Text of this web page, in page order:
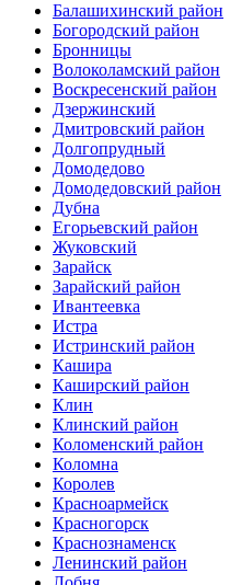
Балашихинский район
Богородский район
Бронницы
Волоколамский район
Воскресенский район
Дзержинский
Дмитровский район
Долгопрудный
Домодедово
Домодедовский район
Дубна
Егорьевский район
Жуковский
Зарайск
Зарайский район
Ивантеевка
Истра
Истринский район
Кашира
Каширский район
Клин
Клинский район
Коломенский район
Коломна
Королев
Красноармейск
Красногорск
Краснознаменск
Ленинский район